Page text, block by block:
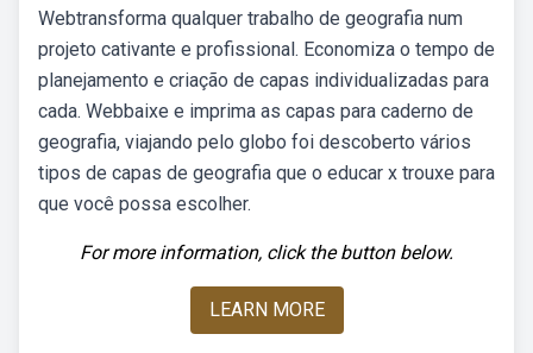
Webtransforma qualquer trabalho de geografia num
projeto cativante e profissional. Economiza o tempo de
planejamento e criação de capas individualizadas para
cada. Webbaixe e imprima as capas para caderno de
geografia, viajando pelo globo foi descoberto vários
tipos de capas de geografia que o educar x trouxe para
que você possa escolher.
For more information, click the button below.
LEARN MORE